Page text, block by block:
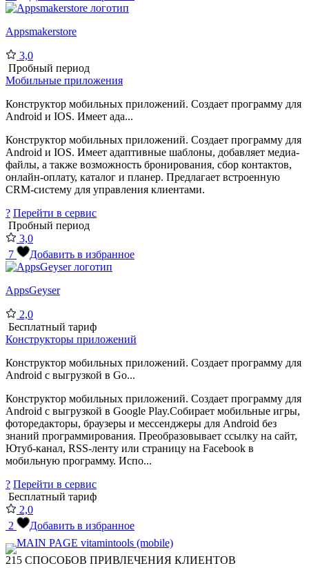
Appsmakerstore
3,0
Пробный период
Мобильные приложения
Конструктор мобильных приложений. Создает программу для
Android и IOS. Имеет ада...
Конструктор мобильных приложений. Создает программу для
Android и IOS. Имеет адаптивные шаблоны, добавляет медиа-
файлы, а также возможность бронирования, сбор контактов,
онлайн-оплату, каталог и планер. Предлагает встроенную
CRM-систему для управления клиентами.
? Перейти в сервис
Пробный период
3,0
7
Добавить в избранное
AppsGeyser
2,0
Бесплатный тариф
Конструкторы приложений
Конструктор мобильных приложений. Создает программу для
Android с выгрузкой в Go...
Конструктор мобильных приложений. Создает программу для
Android с выгрузкой в Google Play.Собирает мобильные игры,
фоторедакторы, браузеры и мессенджеры для Android без
знаний программирования. Преобразовывает ссылку на сайт,
Ютуб-канал, RSS-ленту или страницу на Facebook в
мобильную программу. Испо...
? Перейти в сервис
Бесплатный тариф
2,0
2
Добавить в избранное
215 СПОСОБОВ ПРИВЛЕЧЕНИЯ КЛИЕНТОВ